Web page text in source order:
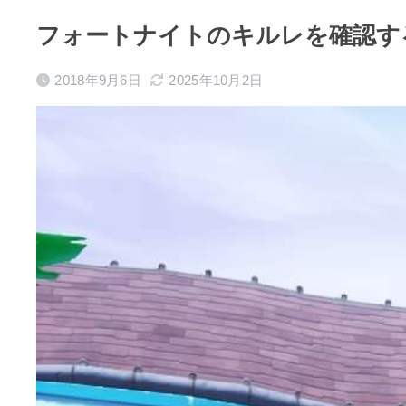
フォートナイトのキルレを確認す
2018年9月6日 2025年10月2日